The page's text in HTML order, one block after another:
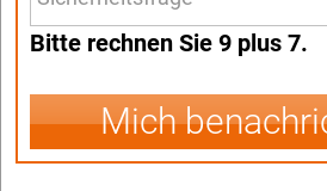
Bitte rechnen Sie 9 plus 7.
Mich